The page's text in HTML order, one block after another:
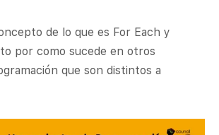
de lo que es For Each y
por como sucede en otros
que son distintos a